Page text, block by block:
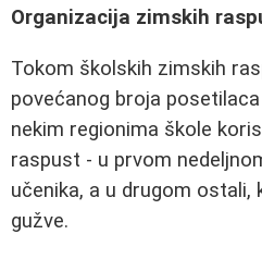
Organizacija zimskih
Tokom školskih zimskih
povećanog broja
nekim regionima škole
raspust - u prvom
učenika, a u drugom ostali,
gužve.